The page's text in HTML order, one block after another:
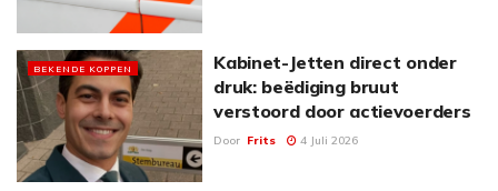
BEKENDE KOPPEN
Kabinet-Jetten direct onder
druk: beëdiging bruut
verstoord door actievoerders
Door Frits 4 Juli 2026